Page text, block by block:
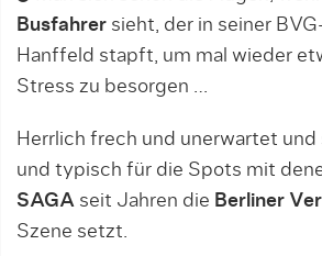
Busfahrer sieht, der in seiner
Hanffeld stapft, um mal wieder
Stress zu besorgen …
Herrlich frech und unerwartet
und typisch für die Spots mit
SAGA seit Jahren die Berliner
Szene setzt.